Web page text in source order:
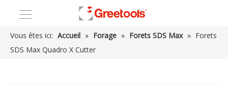
Vous êtes ici: Accueil » Forage » Forets SDS Max » Forets
SDS Max Quadro X Cutter